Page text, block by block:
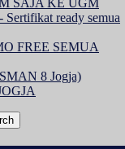
SAJA KE UGM
ready semua
FREE SEMUA
8 Jogja)